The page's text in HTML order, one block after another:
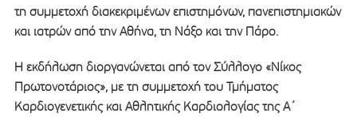
τη συμμετοχή διακεκριμένων επιστημόνων, πανεπιστημιακών
και ιατρών από την Αθήνα, τη Νάξο και την Πάρο.
Η εκδήλωση διοργανώνεται από τον Σύλλογο «Νίκος
Πρωτονοτάριος», με τη συμμετοχή του Τμήματος
Καρδιογενετικής και Αθλητικής Καρδιολογίας της Α΄